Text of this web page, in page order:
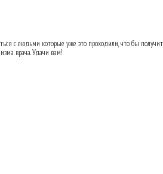
с людьми которые уже это проходили, что бы
врача. Удачи вам!